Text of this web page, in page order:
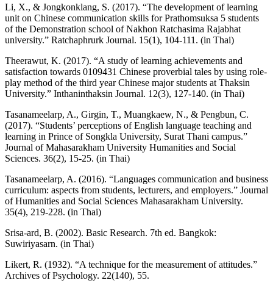
Li, X., & Jongkonklang, S. (2017). “The development of learning
unit on Chinese communication skills for Prathomsuksa 5 students
of the Demonstration school of Nakhon Ratchasima Rajabhat
university.” Ratchaphrurk Journal. 15(1), 104-111. (in Thai)
Theerawut, K. (2017). “A study of learning achievements and
satisfaction towards 0109431 Chinese proverbial tales by using role-
play method of the third year Chinese major students at Thaksin
University.” Inthaninthaksin Journal. 12(3), 127-140. (in Thai)
Tasanameelarp, A., Girgin, T., Muangkaew, N., & Pengbun, C.
(2017). “Students’ perceptions of English language teaching and
learning in Prince of Songkla University, Surat Thani campus.”
Journal of Mahasarakham University Humanities and Social
Sciences. 36(2), 15-25. (in Thai)
Tasanameelarp, A. (2016). “Languages communication and business
curriculum: aspects from students, lecturers, and employers.” Journal
of Humanities and Social Sciences Mahasarakham University.
35(4), 219-228. (in Thai)
Srisa-ard, B. (2002). Basic Research. 7th ed. Bangkok:
Suwiriyasarn. (in Thai)
Likert, R. (1932). “A technique for the measurement of attitudes.”
Archives of Psychology. 22(140), 55.